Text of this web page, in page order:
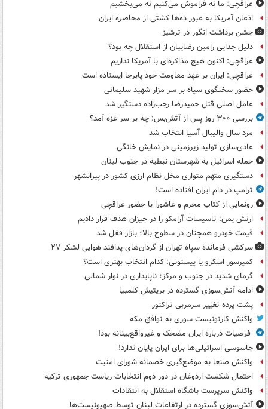
عراقچی: ما نه فراموش می‌کنیم نه می‌بخشیم
اذعان آمریکا به عبور ده‌ها کشتی از محاصره ایران
جشن برداشت انگور در ترشیز
دلیل جدایی رامین رضاییان از استقلال چه بود؟
عراقچی: اکنون هیچ مذاکره‌ای با آمریکا نداریم
عراقچی: ایران بر عهد مقاومت خود پابرجا ایستاده است
حضور سخنگوی سپاه بر سر مزار شهید سلیمانی
عامل اصلی قتل حمیدرضا رجب‌زاده دستگیر شد
بررسی ۳۰۰ روز پس از آتش‌بس: چه بر سر غزه آمد؟
مرد سال والیبال آسیا انتخاب شد
عادی‌سازی تولید زیرزمینی در نمایش خانگی
حمله اسرائیل به شهرستان نبطیه در جنوب لبنان
دستگیری متهم متواری مخل نظام ارزی کشور در پیرانشهر
ترامپ در دام ایران افتاده است!
رونمایی از کتاب محرم و عاشورا با حضور عراقچی
ارتش یمن: تاسیسات آرامکو را در جیزان هدف قرار دادیم
قیمت خودرو همچنان در سطوح بالا؛ بازار قفل شد
سرکشی فرمانده سپاه تهران از گردان‌های پدافند هوایی لشکر ۲۷
کمپرسور اسکرو یا پیستونی: کدام انتخاب بهتری است؟
گرمای شدید در جنوب و مرکز؛ ناپایداری در نوار شمالی
ادامه آتش‌سوزی گسترده در بریتیش کلمبیا
پشت پرده تغییر سرمربی تراکتور
واکنش کارتونیست سوری به توافق مکه
فرضیات درباره ایران مضحک و غیرواقع‌بینانه بود!
جاسوسی اسرائیلی‌ها برای ایران پایان ندارد!
واکنش صنعا به موضع‌گیری خصمانه شورای امنیت
احتمال شکست اردوغان در دور دوم انتخابات ریاست جمهوری ترکیه
واکنش سرپرست باشگاه استقلال به انتقادات
آتش‌سوزی گسترده در ارتفاعات لبنان توسط صهیونیست‌ها